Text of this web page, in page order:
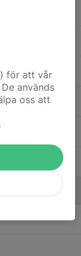
för att vår
används
oss att